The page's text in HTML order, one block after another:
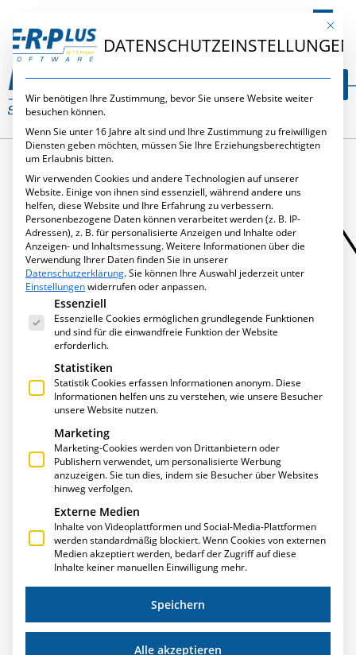
DE
SCHLAGWORT:
METALLMARKT.NET AUSGABE 3/2021 –
SCHNELLER ZUGRIFF AUF INFORMATIONEN MIT
DER E·R·PLUS.CLOUD VON T.A.PROJECT
Metall-markt.net zeigt die Highlights der Metallsoftware
Süd: Die ERPlus.Cloud ist dabei!
Weiterlesen »
Mit
DATENSCHUTZEINSTELLUNGEN
Wir benötigen Ihre Zustimmung, bevor Sie unsere Website weiter
besuchen können.
Wenn Sie unter 16 Jahre alt sind und Ihre Zustimmung zu freiwilligen
Diensten geben möchten, müssen Sie Ihre Erziehungsberechtigten
um Erlaubnis bitten.
Wir verwenden Cookies und andere Technologien auf unserer
Website. Einige von ihnen sind essenziell, während andere uns
helfen, diese Website und Ihre Erfahrung zu verbessern.
Personenbezogene Daten können verarbeitet werden (z. B. IP-
Adressen), z. B. für personalisierte Anzeigen und Inhalte oder
Anzeigen- und Inhaltsmessung.Weitere Informationen über die
Verwendung Ihrer Daten finden Sie in unserer
Datenschutzerklärung.Sie können Ihre Auswahl jederzeit unter
Einstellungenwiderrufen oder anpassen.
Es folgt eine Liste der Service-Gruppen, für die eine
Essenziell
Essenzielle Cookies ermöglichen grundlegende Funktionen
und sind für die einwandfreie Funktion der Website
erforderlich.
Statistiken
Statistik Cookies erfassen Informationen anonym. Diese
Informationen helfen uns zu verstehen, wie unsere Besucher
unsere Website nutzen.
Marketing
Marketing-Cookies werden von Drittanbietern oder
Publishern verwendet, um personalisierte Werbung
anzuzeigen. Sie tun dies, indem sie Besucher über Websites
hinweg verfolgen.
Externe Medien
Inhalte von Videoplattformen und Social-Media-Plattformen
werden standardmäßig blockiert. Wenn Cookies von externen
Medien akzeptiert werden, bedarf der Zugriff auf diese
Inhalte keiner manuellen Einwilligung mehr.
Speichern
Alle akzeptieren